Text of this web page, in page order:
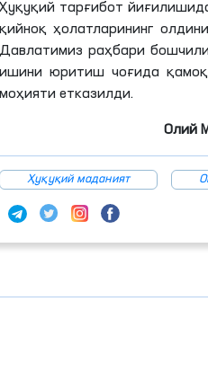
Ҳуқуқий тарғибот
қийноқ ҳолатларининг
Давлатимиз раҳбари
ишини юритиш чоғида
моҳияти етказилди.
Олий
Ҳуқуқий маданият